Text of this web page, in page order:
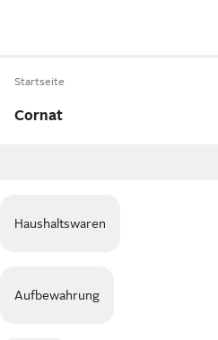
Startseite
Cornat
Haushaltswaren
Aufbewahrung